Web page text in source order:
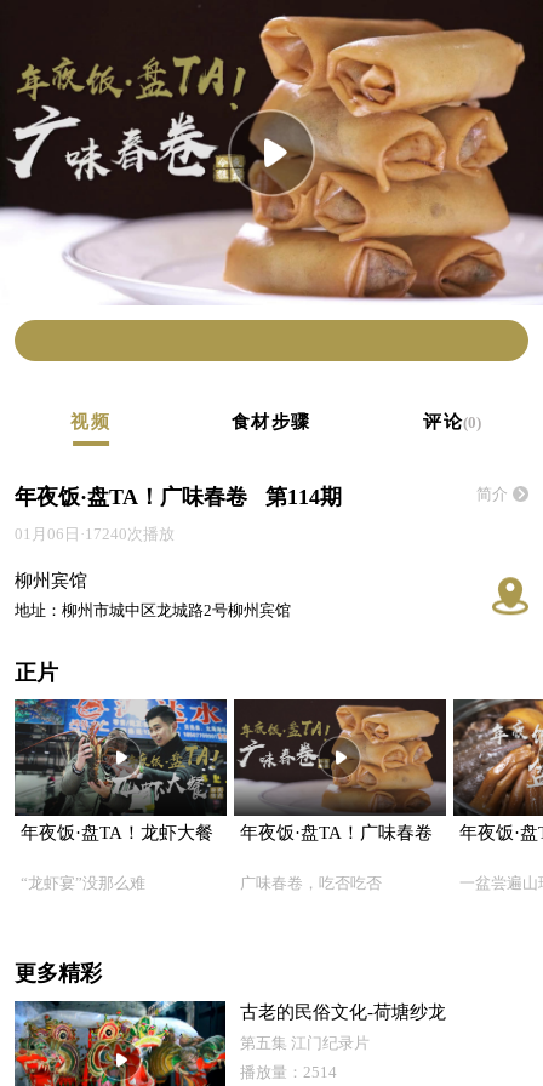
视频 食材步骤 评论(0)
年夜饭·盘TA！广味春卷 第114期 简介
01月06日·17240次播放
柳州宾馆
地址：柳州市城中区龙城路2号柳州宾馆
正片
年夜饭·盘TA！龙虾大餐
“龙虾宴”没那么难
年夜饭·盘TA！广味春卷
广味春卷，吃否吃否
年夜饭·
一盆尝遍山
更多精彩
古老的民俗文化-荷塘纱龙
第五集 江门纪录片
播放量：2514